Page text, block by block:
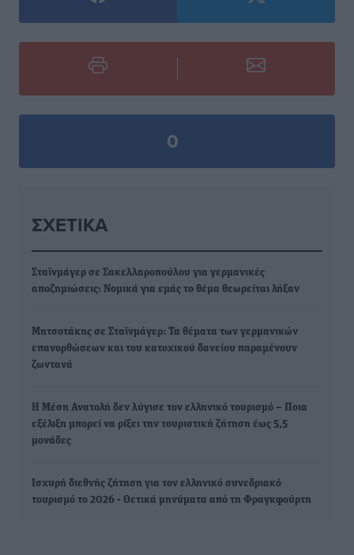
0
ΣΧΕΤΙΚΆ
Σταϊνμάγερ σε Σακελλαροπούλου για γερμανικές
αποζημιώσεις: Νομικά για εμάς το θέμα θεωρείται λήξαν
Μητσοτάκης σε Σταϊνμάγερ: Τα θέματα των γερμανικών
επανορθώσεων και του κατοχικού δανείου παραμένουν
ζωντανά
Η Μέση Ανατολή δεν λύγισε τον ελληνικό τουρισμό – Ποια
εξέλιξη μπορεί να ρίξει την τουριστική ζήτηση έως 5,5
μονάδες
Ισχυρή διεθνής ζήτηση για τον ελληνικό συνεδριακό
τουρισμό το 2026 - Θετικά μηνύματα από τη Φραγκφούρτη